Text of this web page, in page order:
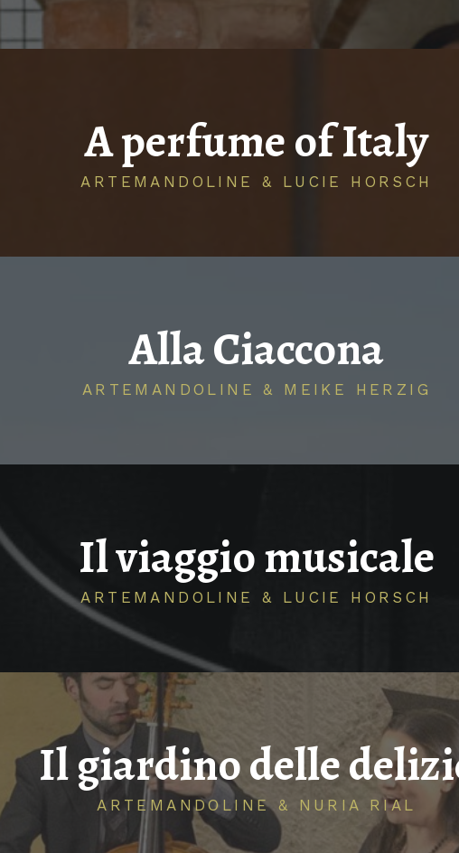
A perfume of Italy
ARTEMANDOLINE & LUCIE HORSCH
Alla Ciaccona
ARTEMANDOLINE & MEIKE HERZIG
Il viaggio musicale
ARTEMANDOLINE & LUCIE HORSCH
Il giardino delle
ARTEMANDOLINE & NURIA RIAL